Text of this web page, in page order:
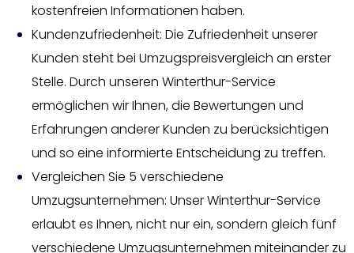
kostenfreien Informationen haben.
Kundenzufriedenheit: Die Zufriedenheit unserer
Kunden steht bei Umzugspreisvergleich an erster
Stelle. Durch unseren Winterthur-Service
ermöglichen wir Ihnen, die Bewertungen und
Erfahrungen anderer Kunden zu berücksichtigen
und so eine informierte Entscheidung zu treffen.
Vergleichen Sie 5 verschiedene
Umzugsunternehmen: Unser Winterthur-Service
erlaubt es Ihnen, nicht nur ein, sondern gleich fünf
verschiedene Umzugsunternehmen miteinander zu